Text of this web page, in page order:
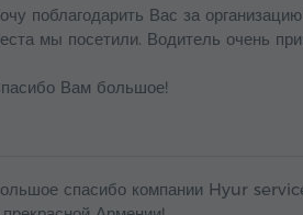
поблагодарить Вас за
мы посетили. Водитель очень
Вам большое!
спасибо компании Hyur